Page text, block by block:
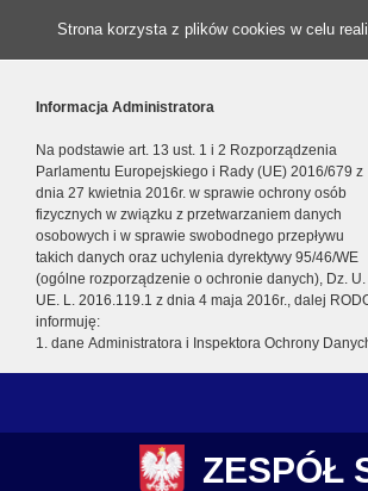
Strona korzysta z plików cookies w celu
Informacja Administratora
Na podstawie art. 13 ust. 1 i 2 Rozporządzenia
Parlamentu Europejskiego i Rady (UE) 2016/679 z
dnia 27 kwietnia 2016r. w sprawie ochrony osób
fizycznych w związku z przetwarzaniem danych
osobowych i w sprawie swobodnego przepływu
takich danych oraz uchylenia dyrektywy 95/46/WE
(ogólne rozporządzenie o ochronie danych), Dz. U.
UE. L. 2016.119.1 z dnia 4 maja 2016r., dalej
informuję:
1. dane Administratora i Inspektora Ochrony
ZESPÓŁ